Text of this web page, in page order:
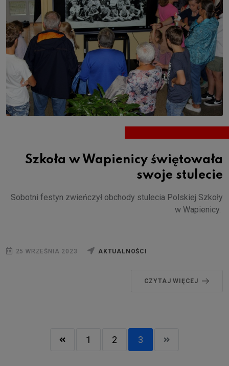
Szkoła w Wapienicy świętowała
swoje stulecie
Sobotni festyn zwieńczył obchody stulecia Polskiej Szkoły
w Wapienicy.
25 WRZEŚNIA 2023 AKTUALNOŚCI
CZYTAJ WIĘCEJ
1 2 3